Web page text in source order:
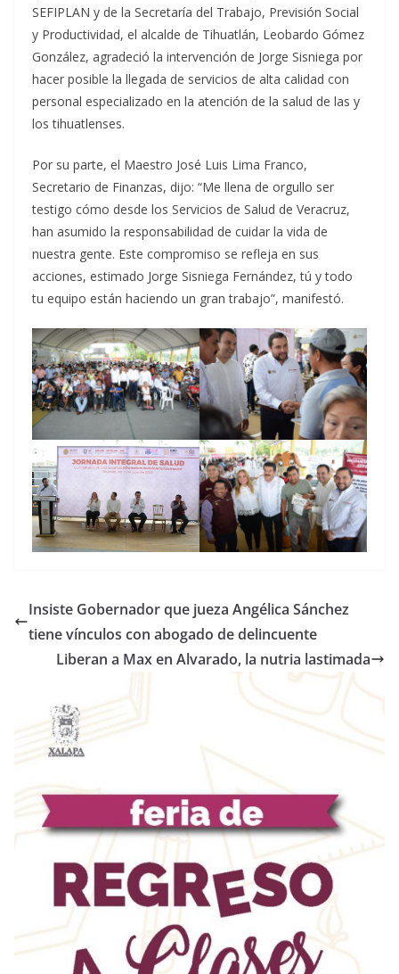
SEFIPLAN y de la Secretaría del Trabajo, Previsión Social
y Productividad, el alcalde de Tihuatlán, Leobardo Gómez
González, agradeció la intervención de Jorge Sisniega por
hacer posible la llegada de servicios de alta calidad con
personal especializado en la atención de la salud de las y
los tihuatlenses.
Por su parte, el Maestro José Luis Lima Franco,
Secretario de Finanzas, dijo: “Me llena de orgullo ser
testigo cómo desde los Servicios de Salud de Veracruz,
han asumido la responsabilidad de cuidar la vida de
nuestra gente. Este compromiso se refleja en sus
acciones, estimado Jorge Sisniega Fernández, tú y todo
tu equipo están haciendo un gran trabajo”, manifestó.
Insiste Gobernador que jueza Angélica Sánchez
tiene vínculos con abogado de delincuente
Liberan a Max en Alvarado, la nutria lastimada